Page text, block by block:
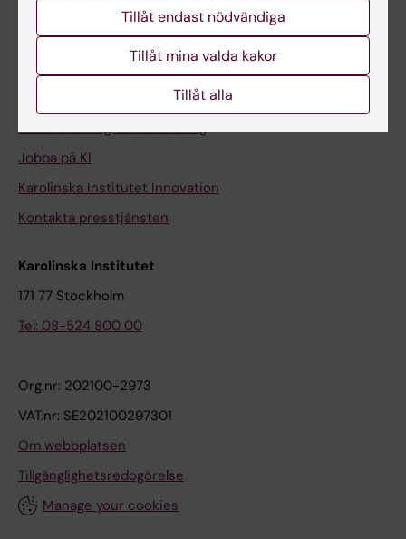
Medarbetarportalen
Kontakta och besök KI
Stöd forskning och utbildning
Jobba på KI
Karolinska Institutet Innovation
Kontakta presstjänsten
Karolinska Institutet
171 77 Stockholm
Tel: 08-524 800 00
Org.nr: 202100-2973
VAT.nr: SE202100297301
Om webbplatsen
Tillgänglighetsredogörelse
Manage your cookies
Tillåt endast nödvändiga
Tillåt mina valda kakor
Tillåt alla